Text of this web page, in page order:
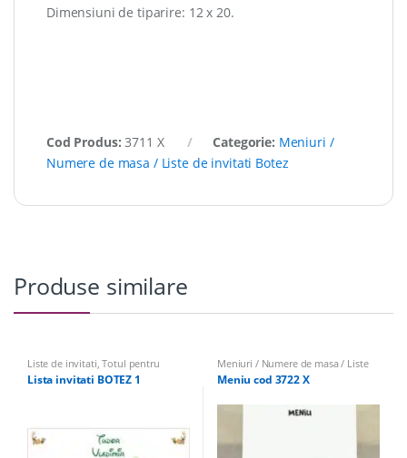
Dimensiuni de tiparire: 12 x 20.
Cod Produs:3711 X Categorie: Meniuri /
Numere de masa / Liste de invitati Botez
Produse similare
Liste de invitati,Totul pentru
Botez , Meniuri / Numere de masa /
Liste de invitati Botez
Lista invitati BOTEZ 1
Meniuri / Numere de masa / Liste
de invitati Botez
Meniu cod 3722 X